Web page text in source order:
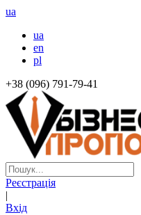
ua
ua
en
pl
+38 (096) 791-79-41
Реєстрація
|
Вхід